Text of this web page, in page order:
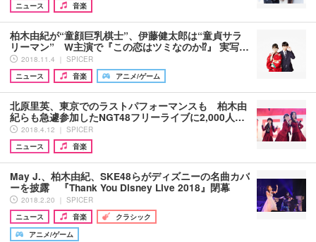
ニュース
音楽
柏木由紀が“童顔巨乳棋士”、伊藤健太郎は“童貞サラ
リーマン” W主演で『この恋はツミなのか⁉』 実写…
2018.11.4 ｜ SPICER
ニュース
音楽 アニメ/ゲーム
北原里英、東京でのラストパフォーマンスも 柏木由
紀らも急遽参加したNGT48フリーライブに2,000人…
2018.4.12 ｜ SPICER
ニュース
音楽
May J.、柏木由紀、SKE48らがディズニーの名曲カバ
ーを披露 『Thank You Disney Live 2018』閉幕
2018.2.20 ｜ SPICER
ニュース
音楽
クラシック
アニメ/ゲーム